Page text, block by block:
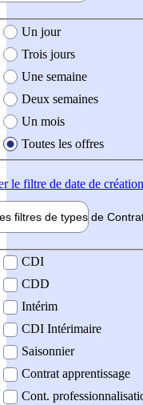
création de l'offre
Un jour
Trois jours
Une semaine
Deux semaines
Un mois
Toutes les offres
le filtre de date de
filtres de types de
contrat
CDI
CDD
Intérim
CDI Intérimaire
Saisonnier
Contrat apprentissage
Cont.